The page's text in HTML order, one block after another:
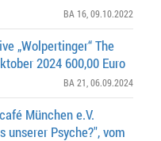
BA 16 , 09.10.2022
„Wolpertinger“ The
2024 600,00 Euro
BA 21 , 06.09.2024
München e.V.
unserer Psyche?", vom